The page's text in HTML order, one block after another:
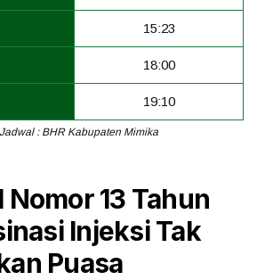
15:23
18:00
19:10
: BHR Kabupaten Mimika
Nomor 13 Tahun
Injeksi Tak
Puasa